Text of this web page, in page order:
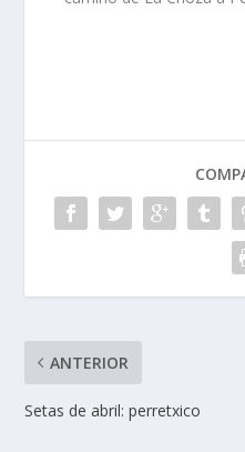
ANTERIOR
Setas de abril: perretxico